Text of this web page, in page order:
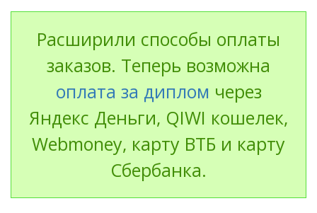
Расширили способы оплаты
заказов. Теперь возможна
оплата за диплом через
Яндекс Деньги, QIWI кошелек,
Webmoney, карту ВТБ и карту
Сбербанка.